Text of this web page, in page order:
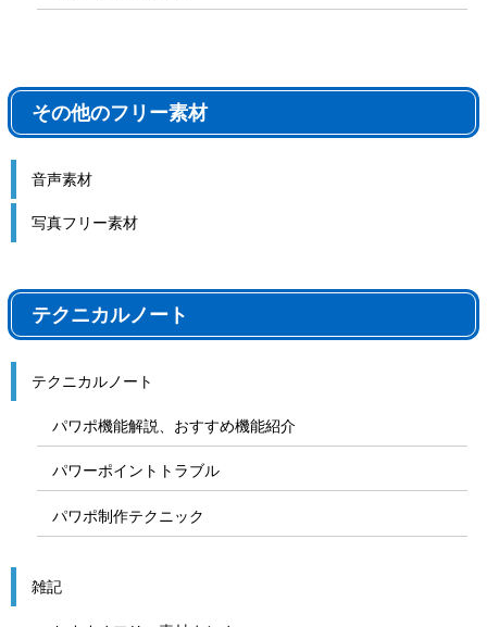
その他のフリー素材
音声素材
写真フリー素材
テクニカルノート
テクニカルノート
パワポ機能解説、おすすめ機能紹介
パワーポイントトラブル
パワポ制作テクニック
雑記